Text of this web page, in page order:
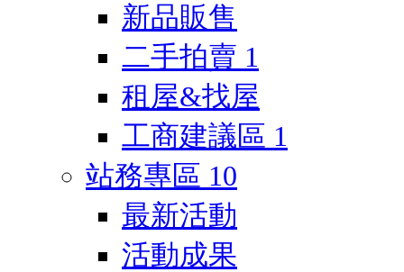
新品販售
二手拍賣 1
租屋&找屋
工商建議區 1
站務專區 10
最新活動
活動成果